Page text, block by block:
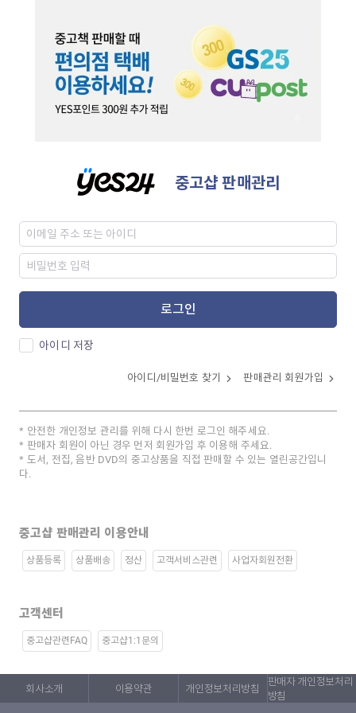
중고샵 판매관리
로그인
아이디 저장
아이디/비밀번호 찾기 판매관리 회원가입
안전한 개인정보 관리를 위해 다시 한번 로그인 해주세요.
판매자 회원이 아닌 경우 먼저 회원가입 후 이용해 주세요.
도서, 전집, 음반 DVD의 중고상품을 직접 판매할 수 있는 열린공간입니
다.
중고샵 판매관리 이용안내
상품등록 상품배송 정산 고객서비스관련 사업자회원전환
고객센터
중고샵관련FAQ 중고샵1:1문의
회사소개 이용약관 개인정보처리방침
판매자 개인정보처리
방침